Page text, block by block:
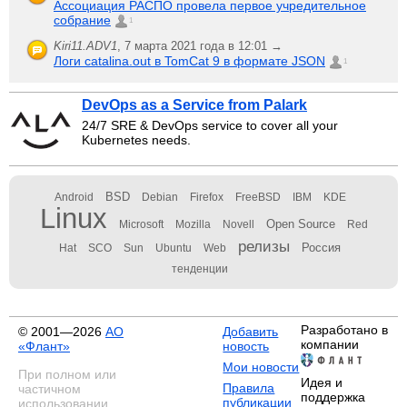
Ассоциация РАСПО провела первое учредительное
собрание
1
Kiri11.ADV1, 7 марта 2021 года в 12:01 →
Логи catalina.out в TomCat 9 в формате JSON 1
DevOps as a Service from Palark
24/7 SRE & DevOps service to cover all your
Kubernetes needs.
Android BSD Debian Firefox FreeBSD IBM KDE
Linux Microsoft Mozilla Novell Open Source Red
Hat SCO Sun Ubuntu Web релизы Россия
тенденции
© 2001—2026 АО
«Флант»
При полном или
частичном
использовании
Добавить
новость
Мои новости
Правила
публикации
Разработано в
компании
Идея и
поддержка